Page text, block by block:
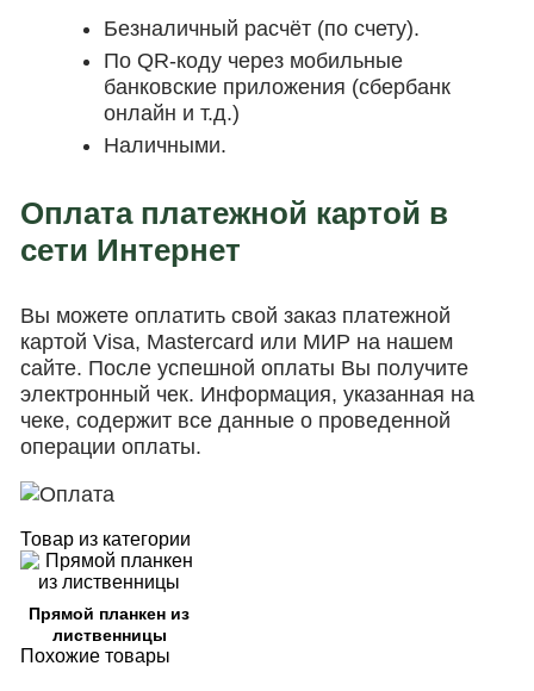
Безналичный расчёт (по счету).
По QR-коду через мобильные
банковские приложения (сбербанк
онлайн и т.д.)
Наличными.
Оплата платежной картой в
сети Интернет
Вы можете оплатить свой заказ платежной
картой Visa, Mastercard или МИР на нашем
сайте. После успешной оплаты Вы получите
электронный чек. Информация, указанная на
чеке, содержит все данные о проведенной
операции оплаты.
Товар из категории
Прямой планкен из
лиственницы
Похожие товары